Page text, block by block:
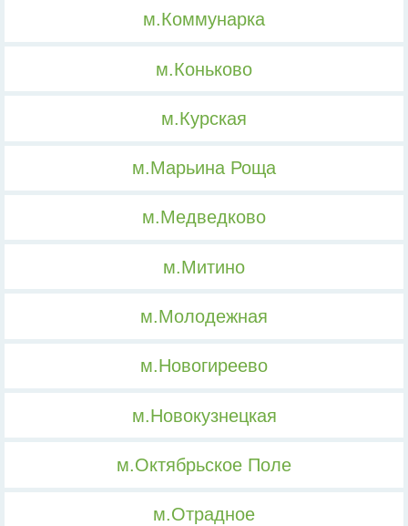
м.Коммунарка
м.Коньково
м.Курская
м.Марьина Роща
м.Медведково
м.Митино
м.Молодежная
м.Новогиреево
м.Новокузнецкая
м.Октябрьское Поле
м.Отрадное